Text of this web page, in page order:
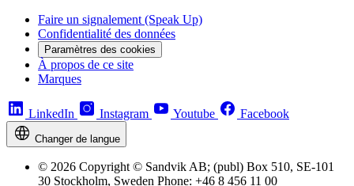
Faire un signalement (Speak Up)
Confidentialité des données
Paramètres des cookies
À propos de ce site
Marques
LinkedIn Instagram Youtube Facebook
Changer de langue
© 2026 Copyright © Sandvik AB; (publ) Box 510, SE-101
30 Stockholm, Sweden Phone: +46 8 456 11 00